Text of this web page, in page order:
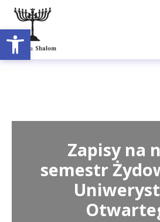
Otwórz pasek
Zapisy na
semestr